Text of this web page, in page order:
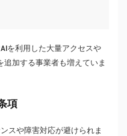
を利用した大量アクセスや
加する事業者も増えていま
項
スや障害対応が避けられま